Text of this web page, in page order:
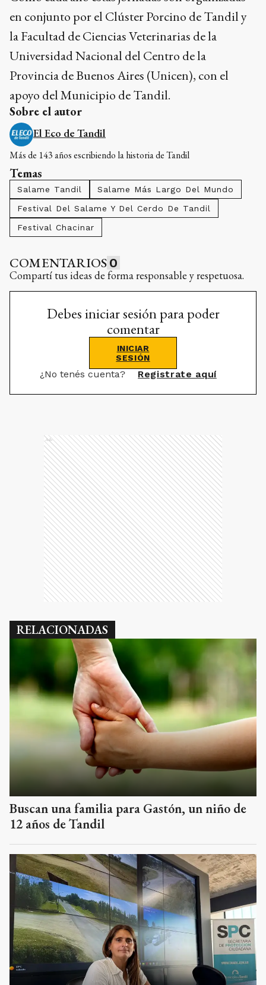
en conjunto por el Clúster Porcino de Tandil y
la Facultad de Ciencias Veterinarias de la
Universidad Nacional del Centro de la
Provincia de Buenos Aires (Unicen), con el
apoyo del Municipio de Tandil.
Sobre el autor
El Eco de Tandil
Más de 143 años escribiendo la historia de Tandil
Temas
Salame Tandil
Salame Más Largo Del Mundo
Festival Del Salame Y Del Cerdo De Tandil
Festival Chacinar
COMENTARIOS 0
Compartí tus ideas de forma responsable y respetuosa.
Debes iniciar sesión para poder
comentar
INICIAR
SESIÓN
¿No tenés cuenta? Registrate aquí
Ads
RELACIONADAS
Buscan una familia para Gastón, un niño de
12 años de Tandil